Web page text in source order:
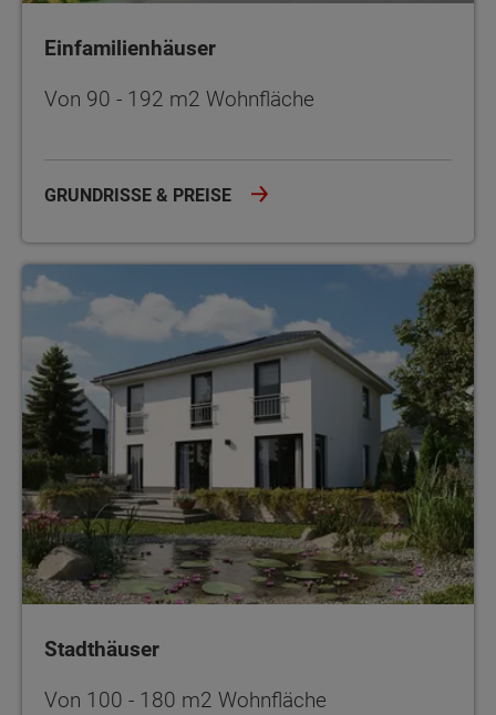
Einfamilienhäuser
Von 90 - 192 m2 Wohnfläche
GRUNDRISSE & PREISE
Stadthäuser
Stadthäuser
Von 100 - 180 m2 Wohnfläche